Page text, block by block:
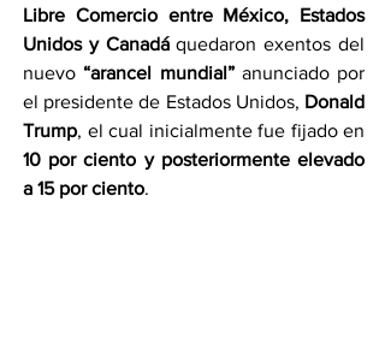
Libre Comercio entre México, Estados
Unidos y Canadá quedaron exentos del
nuevo “arancel mundial” anunciado por
el presidente de Estados Unidos, Donald
Trump
10 por ciento y posteriormente elevado
a 15 por ciento.